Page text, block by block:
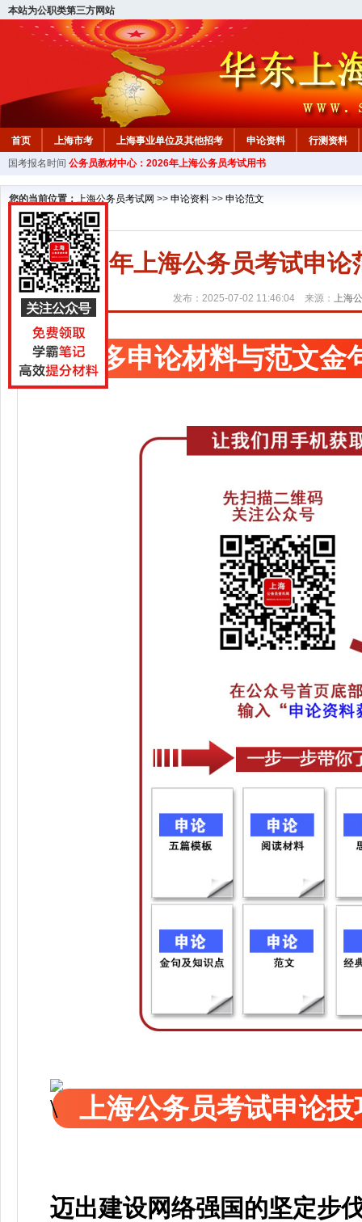
本站为公职类第三方网站
首页 上海市考 上海事业单位及其他招考 申论资料
行测资料
国考报名时间 公务员教材中心：2026年上海公务员考试用书
您的当前位置： 上海公务员考试网 >> 申论资料 >> 申论范文
2026年上海公务员考试申
发布：2025-07-02 11:46:04 来源： 上海
更多申论材料与范文金
上海公务员考试申论
迈出建设网络强国的坚定步